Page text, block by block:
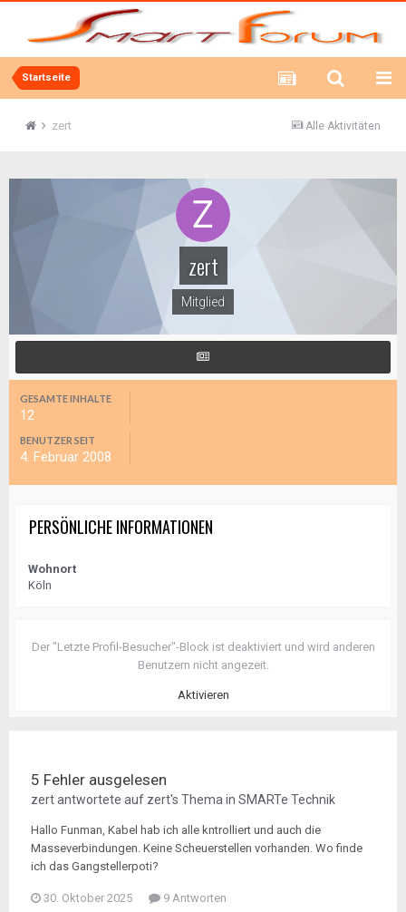
Startseite
Alle Aktivitäten
zert
zert
Mitglied
GESAMTE INHALTE
12
BENUTZER SEIT
4. Februar 2008
PERSÖNLICHE INFORMATIONEN
Wohnort
Köln
Der "Letzte Profil-Besucher"-Block ist deaktiviert und wird anderen
Benutzern nicht angezeit.
Aktivieren
5 Fehler ausgelesen
zertantwortete auf zert's Thema in SMARTe Technik
Hallo Funman, Kabel hab ich alle kntrolliert und auch die
Masseverbindungen. Keine Scheuerstellen vorhanden. Wo finde
ich das Gangstellerpoti?
30. Oktober 2025 9 Antworten